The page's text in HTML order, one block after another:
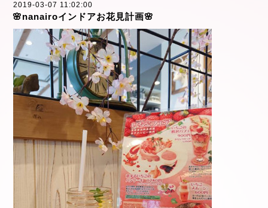
2019-03-07 11:02:00
🌸nanairoインドアお花見計画🌸